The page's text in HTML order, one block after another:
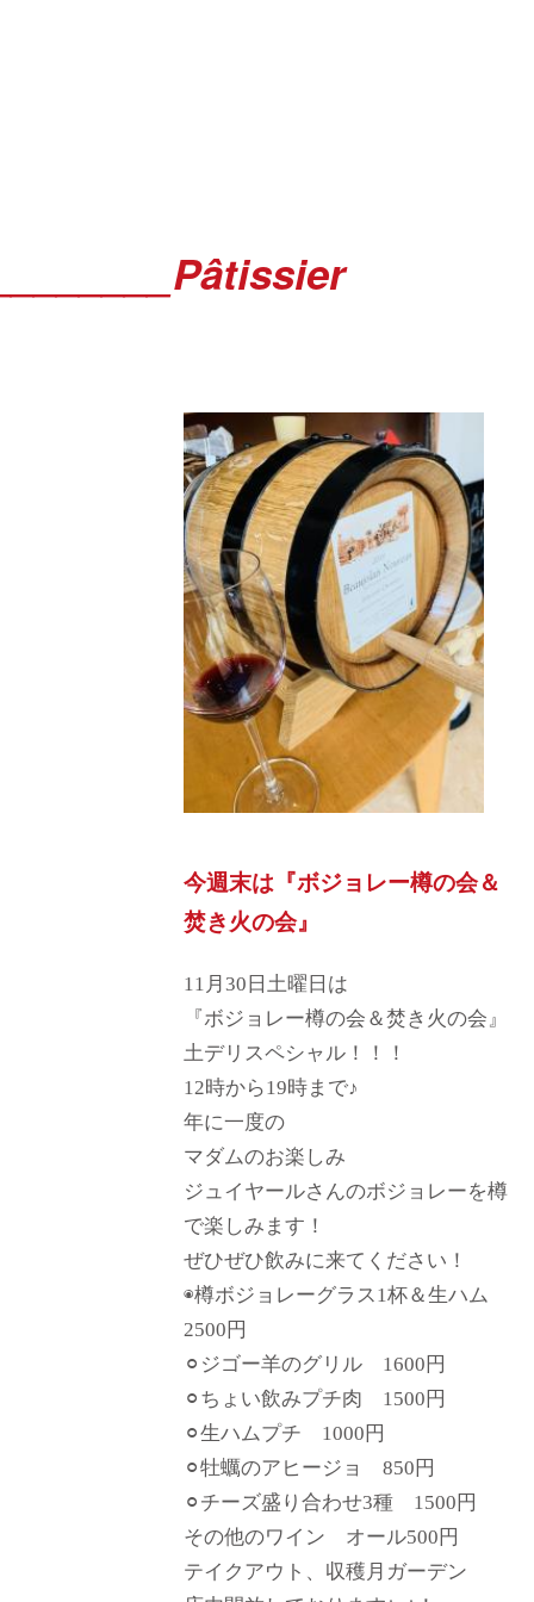
今週末は『ボジョレー樽の会＆
焚き火の会』
11月30日土曜日は
『ボジョレー樽の会＆焚き火の会』
土デリスペシャル！！！
12時から19時まで♪
年に一度の
マダムのお楽しみ
ジュイヤールさんのボジョレーを樽
で楽しみます！
ぜひぜひ飲みに来てください！
◉樽ボジョレーグラス1杯＆生ハム
2500円
⚪︎ジゴー羊のグリル 1600円
⚪︎ちょい飲みプチ肉 1500円
⚪︎生ハムプチ 1000円
⚪︎牡蠣のアヒージョ 850円
⚪︎チーズ盛り合わせ3種 1500円
その他のワイン オール500円
テイクアウト、収穫月ガーデン